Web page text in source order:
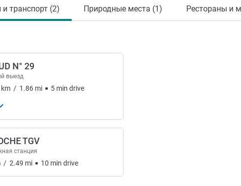
и транспорт (2) Природные места (1) Рестораны и
N° 29
выезд
km / 1.86 mi 5 min drive
TGV
станция
/ 2.49 mi 10 min drive